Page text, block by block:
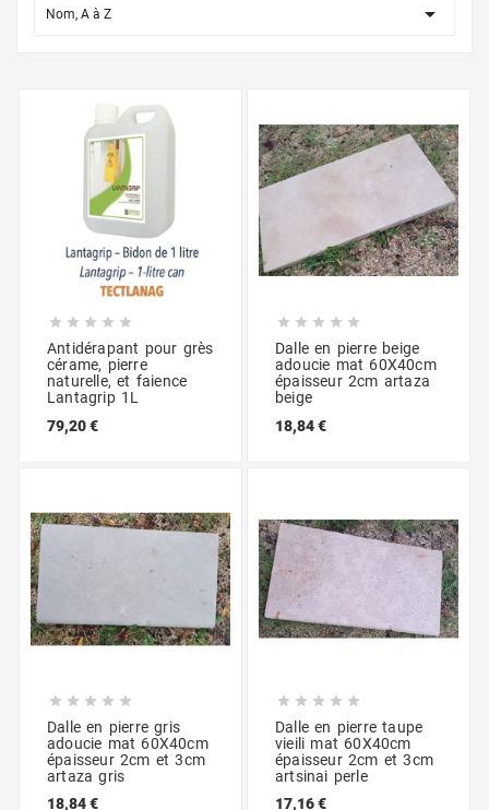
Nom, A à Z 
    
Antidérapant pour grès
cérame, pierre
naturelle, et faience
Lantagrip 1L
79,20 €
    
Dalle en pierre beige
adoucie mat 60X40cm
épaisseur 2cm artaza
beige
18,84 €
    
Dalle en pierre gris
adoucie mat 60X40cm
épaisseur 2cm et 3cm
artaza gris
18,84 €
    
Dalle en pierre taupe
vieili mat 60X40cm
épaisseur 2cm et 3cm
artsinai perle
17,16 €